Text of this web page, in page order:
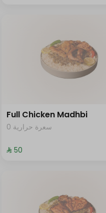
Full Chicken Madhbi
0 سعرة حرارية
⁨⁦‪‬ 50⁩